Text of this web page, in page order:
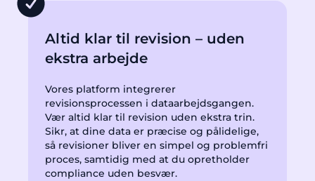
Altid klar til revision – uden
ekstra arbejde
Vores platform integrerer
revisionsprocessen i dataarbejdsgangen.
Vær altid klar til revision uden ekstra trin.
Sikr, at dine data er præcise og pålidelige,
så revisioner bliver en simpel og problemfri
proces, samtidig med at du opretholder
compliance uden besvær.